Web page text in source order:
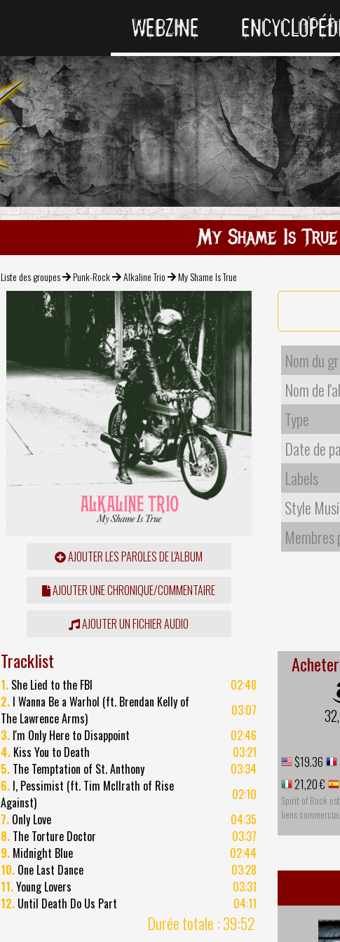
WEBZINE
My Shame Is True
Liste des groupes Punk-Rock Alkaline Trio My Shame Is True
AJOUTER LES PAROLES DE L'ALBUM
AJOUTER UNE CHRONIQUE/COMMENTAIRE
AJOUTER UN FICHIER AUDIO
Nom du
Nom de
Type
Date de
Labels
Style
Membres
Tracklist
1. She Lied to the FBI
02:48
2. I Wanna Be a Warhol (ft. Brendan Kelly of
The Lawrence Arms)
03:07
3. I'm Only Here to Disappoint
02:46
4. Kiss You to Death
03:21
5. The Temptation of St. Anthony
03:34
6. I, Pessimist (ft. Tim McIlrath of Rise
Against)
02:10
7. Only Love
04:35
8. The Torture Doctor
03:37
9. Midnight Blue
02:44
10. One Last Dance
03:28
11.Young Lovers
03:31
12. Until Death Do Us Part 04:11
Durée totale : 39:52
$19.36
21,20 €
Spirit of Rock
liens